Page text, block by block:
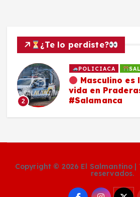
¿Te lo perdiste?
2
POLICIACA
Masculino es
vida en
#Salamanca
Copyright © 2026 El Salmantino |
reservados.